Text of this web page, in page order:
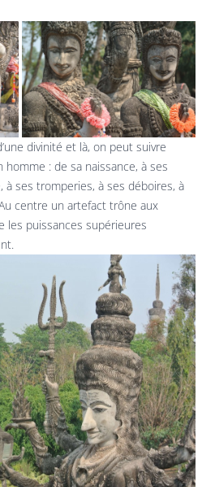
divinité et là, on peut suivre
: de sa naissance, à ses
à ses tromperies, à ses déboires, à
centre un artefact trône aux
les puissances supérieures